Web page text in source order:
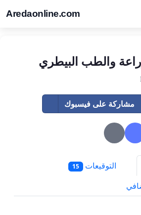
Aredaonline.com
والطب البيطري
مشاركة على فيسبوك
التوقيعات 15